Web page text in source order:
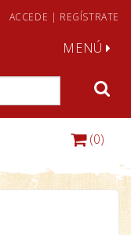
ACCEDE | REGÍSTRATE
MENÚ
(0)